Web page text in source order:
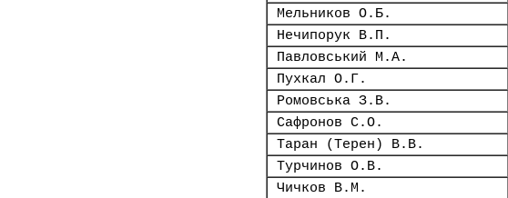
Мельников О.Б.
Нечипорук В.П.
Павловський М.А.
Пухкал О.Г.
Ромовська З.В.
Сафронов С.О.
Таран (Терен) В.В.
Турчинов О.В.
Чичков В.М.